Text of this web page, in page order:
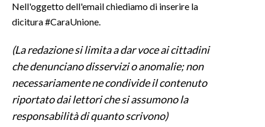
Nell'oggetto dell'email chiediamo di inserire la
dicitura #CaraUnione.
(La redazione si limita a dar voce ai cittadini
che denunciano disservizi o anomalie; non
necessariamente ne condivide il contenuto
riportato dai lettori che si assumono la
responsabilità di quanto scrivono)